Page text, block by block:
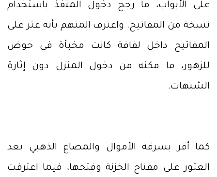
على الأبواب، ما رجح دخول المنفذ باستخدام
نسخة من المفاتيح. واعترف المتهم بأنه عثر على
المفاتيح داخل لفافة كانت مخبأة في حوض
للزهور، ما مكنه من دخول المنزل دون إثارة
الشبهات.
كما أقر بسرقة الأموال والمصاغ الذهبي بعد
العثور على مفتاح الخزنة وفتحها، فيما اعترفت